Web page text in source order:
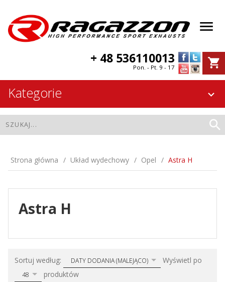
+ 48 536110013
Pon. - Pt. 9 - 17
Kategorie
Strona główna Układ wydechowy Opel Astra H
Astra H
Sortuj według: sortDATY DODANIA (MALEJĄCO) Wyświetl po
48 produktów